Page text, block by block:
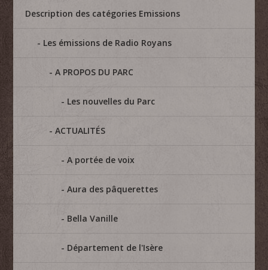
Description des catégories Emissions
Les émissions de Radio Royans
A PROPOS DU PARC
Les nouvelles du Parc
ACTUALITÉS
A portée de voix
Aura des pâquerettes
Bella Vanille
Département de l'Isère